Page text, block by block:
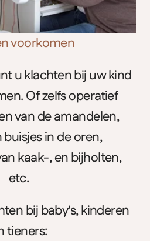
voorkomen
u klachten bij uw kind
Of zelfs operatief
van de amandelen,
buisjes in de oren,
kaak-, en bijholten,
etc.
bij baby's, kinderen
tieners: